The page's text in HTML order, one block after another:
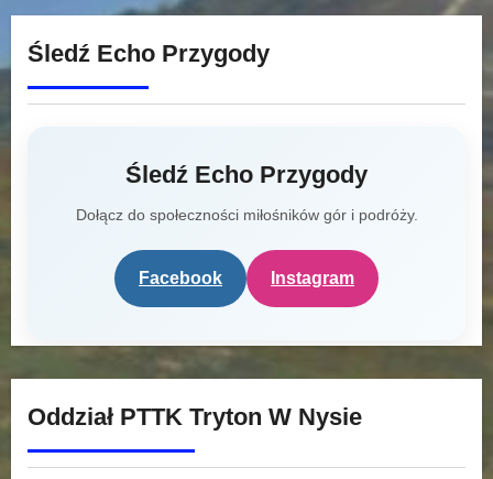
Śledź Echo Przygody
Śledź Echo Przygody
Dołącz do społeczności miłośników gór i podróży.
Facebook Instagram
Oddział PTTK Tryton W Nysie